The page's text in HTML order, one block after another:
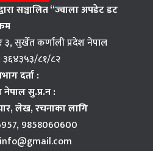
सञ्चालित “ज्वाला अपडेट डट
३, सुर्खेत कर्णाली प्रदेश नेपाल
३६४३५३/८१/८२
दर्ता :
नेपाल सु.प्र.न :
लेख, रचनाका लागि
9858060600